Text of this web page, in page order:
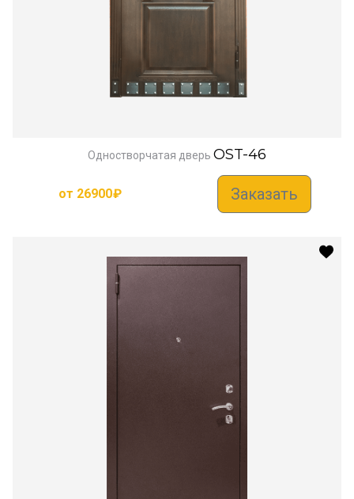
Одностворчатая дверь OST-46
от 26900₽ Заказать